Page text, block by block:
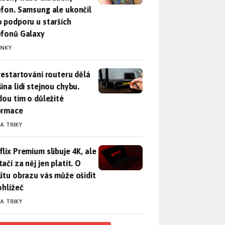
Samsung ale ukončil
podporu u starších
Galaxy
routeru dělá většina lidí stejnou chybu. Přijdou
routeru dělá
lidí stejnou chybu.
tím o důležité
TRIKY
Premium slibuje 4K, ale nestačí za něj jen platit. O
Premium slibuje 4K, ale
za něj jen platit. O
obrazu vás může ošidit
TRIKY